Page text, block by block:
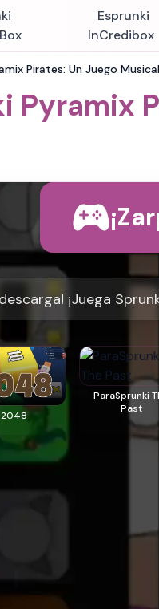
Esprunki
InCredibox
Pirates: Un Juego
Pyramix
¡Juega
2048
ParaSprunki
Past